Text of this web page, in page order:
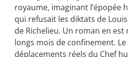
royaume, imaginant l’épopée
qui refusait les diktats de
de Richelieu. Un roman en
longs mois de confinement.
déplacements réels du Chef